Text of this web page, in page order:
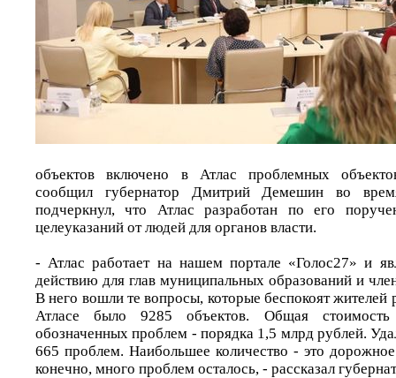
объектов включено в Атлас проблемных
сообщил губернатор Дмитрий Демешин во
подчеркнул, что Атлас разработан по его
целеуказаний от людей для органов власти.
- Атлас работает на нашем портале «Голос27» и
действию для глав муниципальных образований и
В него вошли те вопросы, которые беспокоят жителей
Атласе было 9285 объектов. Общая
обозначенных проблем - порядка 1,5 млрд рублей.
665 проблем. Наибольшее количество - это
конечно, много проблем осталось, - рассказал